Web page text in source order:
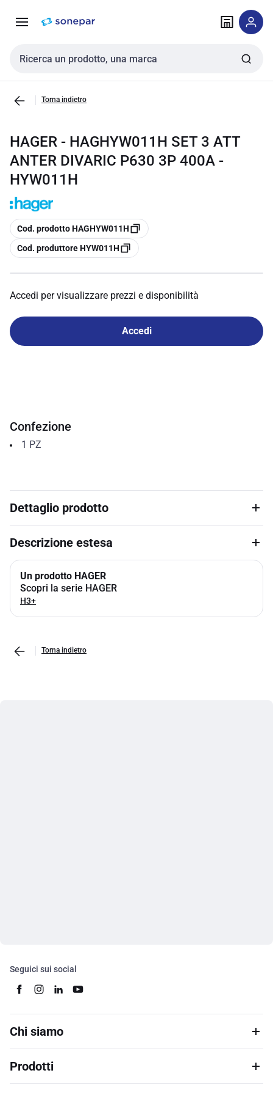
navigazione alla
Cerca input
Torna indietro
HAGER - HAGHYW011H SET 3 ATT
ANTER DIVARIC P630 3P 400A -
HYW011H
copia
Cod. prodotto HAGHYW011H
copia
Cod. produttore HYW011H
Accedi per visualizzare prezzi e disponibilità
Accedi
Confezione
1 PZ
Dettaglio prodotto
Descrizione estesa
Un prodotto HAGER
Scopri la serie HAGER
H3+
Torna indietro
Seguici sui social
Chi siamo
Prodotti